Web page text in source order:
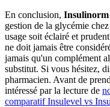
En conclusion, Insulinorm
gestion de la glycémie
usage soit éclairé et
ne doit jamais être
jamais qu'un complément
substitut. Si vous hésitez,
pharmacien. Avant de
intéressé par la lecture de
comparatif Insulevel vs